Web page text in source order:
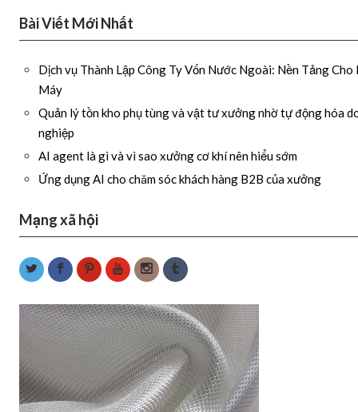
Bài Viết Mới Nhất
Dịch vụ Thành Lập Công Ty Vốn Nước Ngoài: Nền Tảng Cho
Máy
Quản lý tồn kho phụ tùng và vật tư xưởng nhờ tự động hóa
nghiệp
AI agent là gì và vì sao xưởng cơ khí nên hiểu sớm
Ứng dụng AI cho chăm sóc khách hàng B2B của xưởng
Mạng xã hội